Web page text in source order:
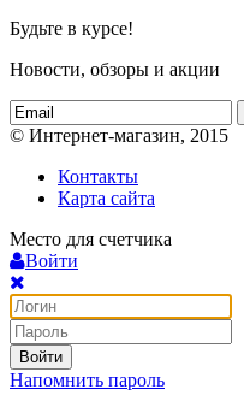
Будьте в курсе!
Новости, обзоры и акции
© Интернет-магазин, 2015
Контакты
Карта сайта
Место для счетчика
Войти
Войти
Напомнить пароль